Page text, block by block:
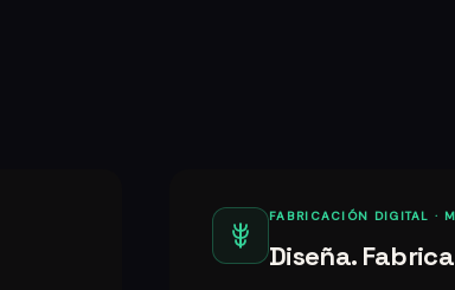
FABRICACIÓN DIGITAL ·
Diseña.